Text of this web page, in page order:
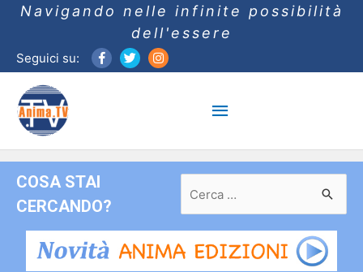
Navigando nelle infinite possibilità
dell'essere
Seguici su:
Menu
principale
COSA STAI
CERCANDO?
per: